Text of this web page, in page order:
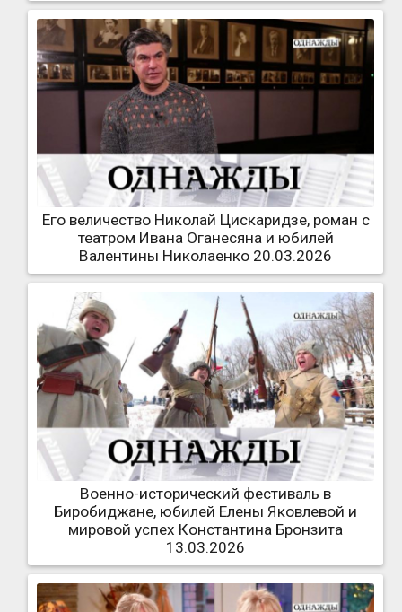
Его величество Николай Цискаридзе, роман с
театром Ивана Оганесяна и юбилей
Валентины Николаенко 20.03.2026
Военно-исторический фестиваль в
Биробиджане, юбилей Елены Яковлевой и
мировой успех Константина Бронзита
13.03.2026